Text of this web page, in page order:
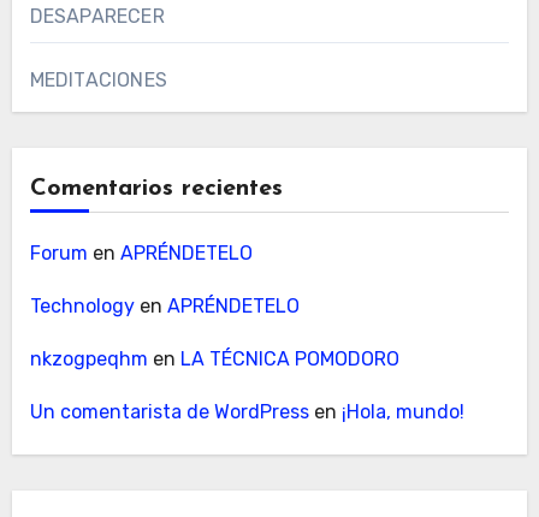
DESAPARECER
MEDITACIONES
Comentarios recientes
Forum en APRÉNDETELO
Technologyen APRÉNDETELO
nkzogpeqhm en LA TÉCNICA POMODORO
Un comentarista de WordPressen ¡Hola, mundo!